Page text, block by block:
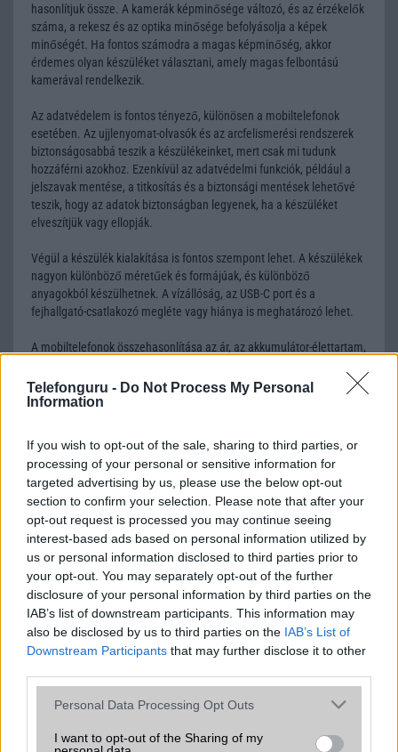
Telefonguru - Do Not Process My Personal
Information
If you wish to opt-out of the sale, sharing to third parties, or
processing of your personal or sensitive information for
targeted advertising by us, please use the below opt-out
section to confirm your selection. Please note that after your
opt-out request is processed you may continue seeing
interest-based ads based on personal information utilized by
us or personal information disclosed to third parties prior to
your opt-out. You may separately opt-out of the further
disclosure of your personal information by third parties on the
IAB’s list of downstream participants. This information may
also be disclosed by us to third parties on the IAB’s List of
Downstream Participants that may further disclose it to other
Please note that this website/app uses one or more Google
not limited to your visit or usage behaviour. You may click to
Personal Data Processing Opt Outs
I want to opt-out of the Sharing of my
hasonlítjuk össze. A kamerák képminősége változó, és az érzékelők
száma, a rekesz és az optika minősége befolyásolja a képek
minőségét. Ha fontos számodra a magas képminőség, akkor
érdemes olyan készüléket választani, amely magas felbontású
kamerával rendelkezik.
Az adatvédelem is fontos tényező, különösen a mobiltelefonok
esetében. Az ujjlenyomat-olvasók és az arcfelismerési rendszerek
biztonságosabbá teszik a készülékeinket, mert csak mi tudunk
hozzáférni azokhoz. Ezenkívül az adatvédelmi funkciók, például a
jelszavak mentése, a titkosítás és a biztonsági mentések lehetővé
teszik, hogy az adatok biztonságban legyenek, ha a készüléket
elveszítjük vagy ellopják.
Végül a készülék kialakítása is fontos szempont lehet. A készülékek
nagyon különböző méretűek és formájúak, és különböző
anyagokból készülhetnek. A vízállóság, az USB-C port és a
fejhallgató-csatlakozó megléte vagy hiánya is meghatározó lehet.
A mobiltelefonok összehasonlítása az ár, az akkumulátor-élettartam,
kialakítás szempontjából döntő fontosságú lehet. Ezek a
szempontok kritikusak ahhoz, hogy megtaláljuk azokat a
Végül azt is fontos tudni, hogy a mobiltelefonok összehasonlítása
során minden felhasználó egyéni preferenciákkal rendelkezik, így a
választásuk eltérhet. Azonban azok, akik számára fontos a nagyobb
kijelző, hosszabb üzemidő, hatékony
MOBILTELEFON MÁRKÁK
Apple
Huawei